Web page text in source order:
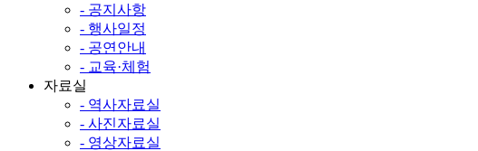
- 공지사항
- 행사일정
- 공연안내
- 교육·체험
자료실
- 역사자료실
- 사진자료실
- 영상자료실